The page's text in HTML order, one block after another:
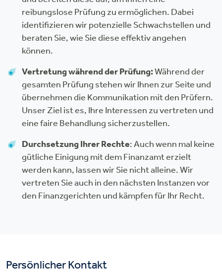
reibungslose Prüfung zu ermöglichen. Dabei
identifizieren wir potenzielle Schwachstellen und
beraten Sie, wie Sie diese effektiv angehen
können.
Vertretung während der Prüfung:Während der
gesamten Prüfung stehen wir Ihnen zur Seite und
übernehmen die Kommunikation mit den Prüfern.
Unser Ziel ist es, Ihre Interessen zu vertreten und
eine faire Behandlung sicherzustellen.
Durchsetzung Ihrer Rechte: Auch wenn mal keine
gütliche Einigung mit dem Finanzamt erzielt
werden kann, lassen wir Sie nicht alleine. Wir
vertreten Sie auch in den nächsten Instanzen vor
den Finanzgerichten und kämpfen für Ihr Recht.
Persönlicher Kontakt